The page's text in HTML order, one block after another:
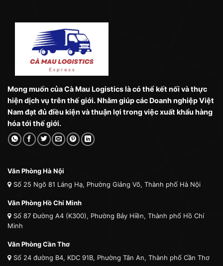
Mong muốn của Cà Mau Logistics là có thể kết nối và thực
hiện dịch vụ trên thế giới. Nhằm giúp các Doanh nghiệp Việt
Nam đạt đủ điều kiện và thuận lợi trong việc xuất khẩu hàng
hóa tới thế giới.
Văn Phòng Hà Nội
Số 25 Ngõ 81 Láng Hạ, Phường Giảng Võ, Thành phố Hà Nội
Văn Phòng Hồ Chí Minh
Số 87 Đường A4 (K300), Phường Bảy Hiền, Thành phố Hồ Chí
Minh
Văn Phòng Cần Thơ
Số 24 đường B4, KDC 91B, Phường Tân An, Thành phố Cần Thơ